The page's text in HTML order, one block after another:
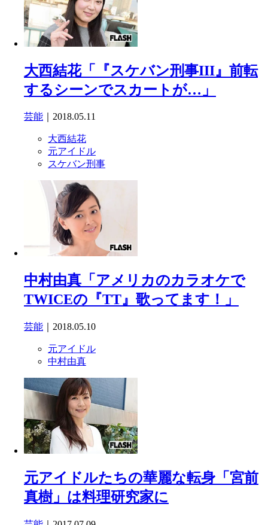
大西結花「『スケバン刑事III』前転
するシーンでスカートが…」
芸能 ｜2018.05.11
大西結花
元アイドル
スケバン刑事
中村由真「アメリカのカラオケで
TWICEの『TT』歌ってます！」
芸能 ｜2018.05.10
元アイドル
中村由真
元アイドルたちの華麗な転身「宮前
真樹」は料理研究家に